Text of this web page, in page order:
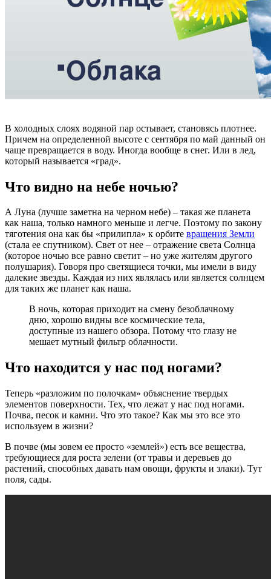
В холодных слоях водяной пар остывает, становясь плотнее.
Причем на определенной высоте с сентября по май данный он
чаще превращается в воду. Иногда вообще в снег. Или в лед,
который называется «град».
Что видно на небе ночью?
А Луна (лучше заметна на черном небе) – такая же планета
как наша, только намного меньше и легче. Поэтому по закону
тяготения она как бы «прилипла» к орбите вращения Земли
(стала ее спутником). Свет от нее – отражение света Солнца
(которое ночью все равно светит – но уже жителям другого
полушария). Говоря про светящиеся точки, мы имели в виду
далекие звезды. Каждая из них являлась или является солнцем
для таких же планет как наша.
В ночь, которая приходит на смену безоблачному
дню, хорошо видны все космические тела,
доступные из нашего обзора. Потому что глазу не
мешает мутный фильтр облачности.
Что находится у нас под ногами?
Теперь «разложим по полочкам» объяснение твердых
элементов поверхности. Тех, что лежат у нас под ногами.
Почва, песок и камни. Что это такое? Как мы это все это
используем в жизни?
В почве (мы зовем ее просто «землей») есть все вещества,
требующиеся для роста зелени (от травы и деревьев до
растений, способных давать нам овощи, фрукты и злаки). Тут
поля, сады.